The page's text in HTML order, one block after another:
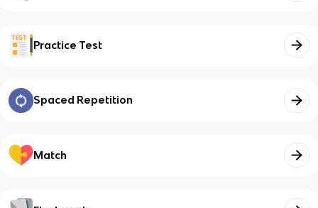
Practice Test
Spaced Repetition
Match